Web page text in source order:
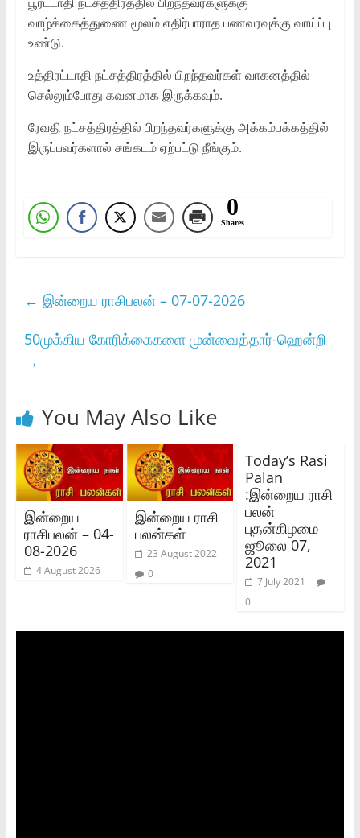
வாழ்க்கைத்துணை மூலம் எதிர்பாராத பணவரவுக்கு வாய்ப்பு
உண்டு.
உத்திரட்டாதி நட்சத்திரத்தில் பிறந்தவர்கள் வாகனத்தில்
செல்லும்போது கவனமாக இருக்கவும்.
ரேவதி நட்சத்திரத்தில் பிறந்தவர்களுக்கு அக்கம்பக்கத்தில்
இருப்பவர்களால் சங்கடம் ஏற்பட்டு நீங்கும்.
0
Shares
← இன்றைய ராசிபலன் – 07-07-2026
50முக்கிய கோரிக்கைகளை முன்வைத்தார்-ஹென்றி
→
You May Also Like
இன்றைய
ராசிபலன் – 04-
08-2026
4 August 2026
இன்றைய ராசி
பலன்கள்
23 August 2022
0
Today’s Rasi
Palan
:இன்றைய ராசி
பலன்
புதன்கிழமை
ஜூலை 07,
2021
7 July 2021
0